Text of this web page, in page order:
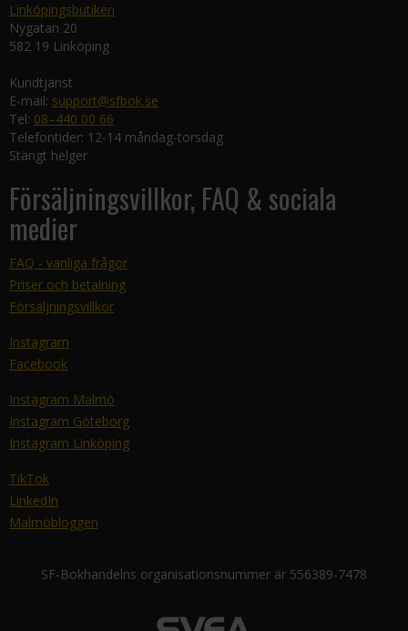
Linköpingsbutiken
Nygatan 20
582 19 Linköping
Kundtjänst
E-mail: support@sfbok.se
Tel: 08–440 00 66
Telefontider: 12-14 måndag-torsdag
Stängt helger
Försäljningsvillkor, FAQ & sociala
medier
FAQ - vanliga frågor
Priser och betalning
Försäljningsvillkor
Instagram
Facebook
Instagram Malmö
Instagram Göteborg
Instagram Linköping
TikTok
LinkedIn
Malmöbloggen
SF-Bokhandelns organisationsnummer är 556389-7478